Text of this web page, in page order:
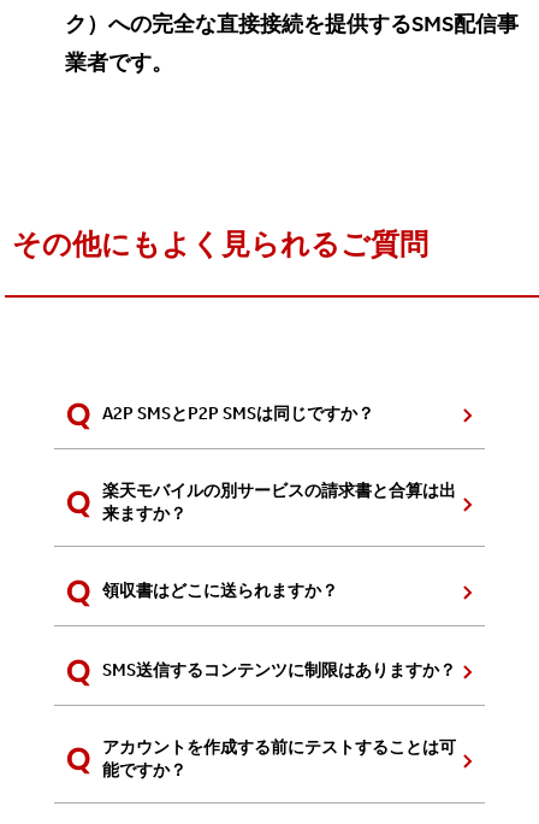
ク）への完全な直接接続を提供するSMS配信事
業者です。
その他にもよく見られるご質問
A2P SMSとP2P SMSは同じですか？
楽天モバイルの別サービスの請求書と合算は出
来ますか？
領収書はどこに送られますか？
SMS送信するコンテンツに制限はありますか？
アカウントを作成する前にテストすることは可
能ですか？